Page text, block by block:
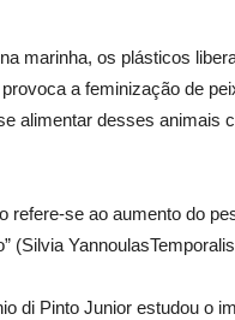
marinha, os plásticos
a feminização de
alimentar desses animais
refere-se ao aumento do
(Silvia
di Pinto Junior estudou o